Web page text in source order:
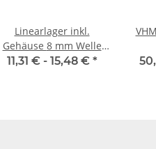
Linearlager inkl.
Gehäuse 8 mm Welle
SMA-L
11,31 € - 15,48 € *